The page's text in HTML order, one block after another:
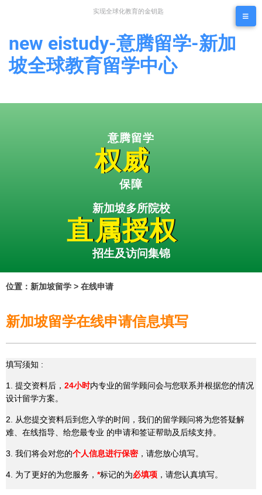
实现全球化教育的金钥匙
new eistudy-意腾留学-新加
坡全球教育留学中心
意腾留学
权威
保障
新加坡多所院校
直属授权
招生及访问集锦
位置：新加坡留学 > 在线申请
新加坡留学在线申请信息填写
填写须知 :
1. 提交资料后， 24小时内专业的留学顾问会与您联系并根据您的情况
设计留学方案。
2. 从您提交资料后到您入学的时间，我们的留学顾问将为您答疑解
难、在线指导、给您最专业 的申请和签证帮助及后续支持。
3. 我们将会对您的个人信息进行保密，请您放心填写。
4. 为了更好的为您服务， *标记的为必填项 ，请您认真填写。